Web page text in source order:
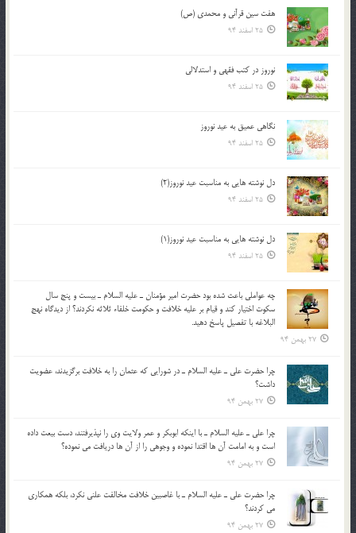
هفت سین قرآنی و محمدی (ص)
25 اسفند 94
نوروز در كتب فقهى و استدلالى‏
25 اسفند 94
نگاهى عميق به عيد نوروز
25 اسفند 94
دل نوشته هایی به مناسبت عید نوروز(2)
25 اسفند 94
دل نوشته هایی به مناسبت عید نوروز(1)
25 اسفند 94
چه عواملي باعث شده بود حضرت امير مؤمنان ـ عليه السلام ـ بيست و پنج سال
سکوت اختيار کند و قيام بر عليه خلافت و حکومت خلفاء ثلاثه نکردند؟ از ديدگاه نهج
البلاغه با تفصيل پاسخ دهيد.
27 بهمن 94
چرا حضرت علي ـ عليه السلام ـ در شورايي كه عثمان را به خلافت برگزيدند، عضويت
داشت؟
27 بهمن 94
چرا علي ـ عليه السلام ـ با اينكه ابوبكر و عمر ولايت وي را نپذيرفتند، دست بيعت داده
است و به امامت آن ها اقتدا نموده و وجوهي را از آن ها دريافت مي نموده؟
27 بهمن 94
چرا حضرت علي ـ عليه السلام ـ با غاصبين خلافت مخالفت علني نکرد، بلكه همكاري
مي کردند؟
27 بهمن 94